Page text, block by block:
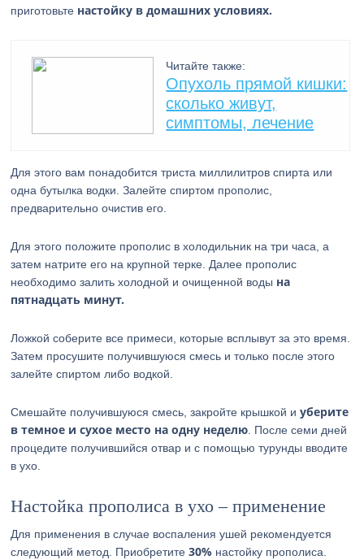
приготовьте настойку в домашних условиях.
Читайте также:
Опухоль прямой кишки:
сколько живут,
симптомы, лечение
Для этого вам понадобится триста миллилитров спирта или
одна бутылка водки. Залейте спиртом прополис,
предварительно очистив его.
Для этого положите прополис в холодильник на три часа, а
затем натрите его на крупной терке. Далее прополис
необходимо залить холодной и очищенной воды на
пятнадцать минут.
Ложкой соберите все примеси, которые всплывут за это время.
Затем просушите получившуюся смесь и только после этого
залейте спиртом либо водкой.
Смешайте получившуюся смесь, закройте крышкой иуберите
в темное и сухое место на одну неделю . После семи дней
процедите получившийся отвар и с помощью турунды вводите
в ухо.
Настойка прополиса в ухо – применение
Для применения в случае воспаления ушей рекомендуется
следующий метод. Приобретите30% настойку прополиса.